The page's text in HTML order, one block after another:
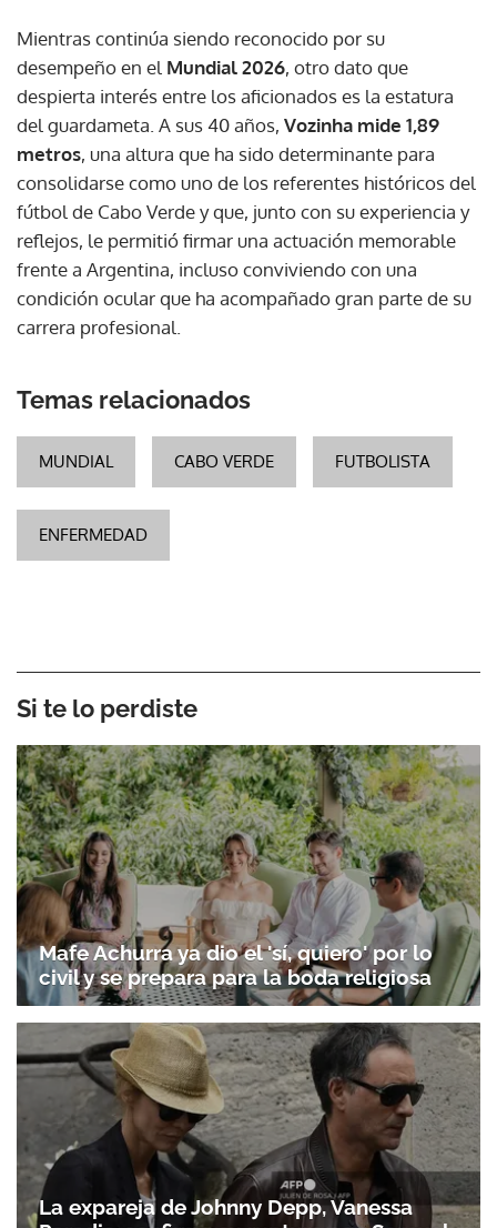
Mientras continúa siendo reconocido por su
desempeño en el Mundial 2026, otro dato que
despierta interés entre los aficionados es la estatura
del guardameta. A sus 40 años, Vozinha mide 1,89
metros, una altura que ha sido determinante para
consolidarse como uno de los referentes históricos del
fútbol de Cabo Verde y que, junto con su experiencia y
reflejos, le permitió firmar una actuación memorable
frente a Argentina, incluso conviviendo con una
condición ocular que ha acompañado gran parte de su
carrera profesional.
Temas relacionados
MUNDIAL CABO VERDE FUTBOLISTA
ENFERMEDAD
Si te lo perdiste
Mafe Achurra ya dio el 'sí, quiero' por lo
civil y se prepara para la boda religiosa
La expareja de Johnny Depp, Vanessa